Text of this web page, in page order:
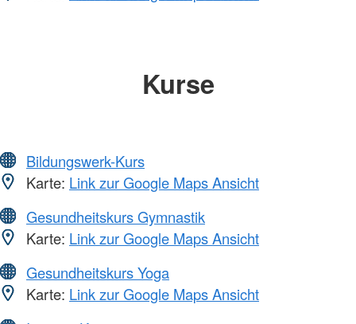
Kurse
Bildungswerk-Kurs
Karte: Link zur Google Maps Ansicht
Gesundheitskurs Gymnastik
Karte: Link zur Google Maps Ansicht
Gesundheitskurs Yoga
Karte: Link zur Google Maps Ansicht